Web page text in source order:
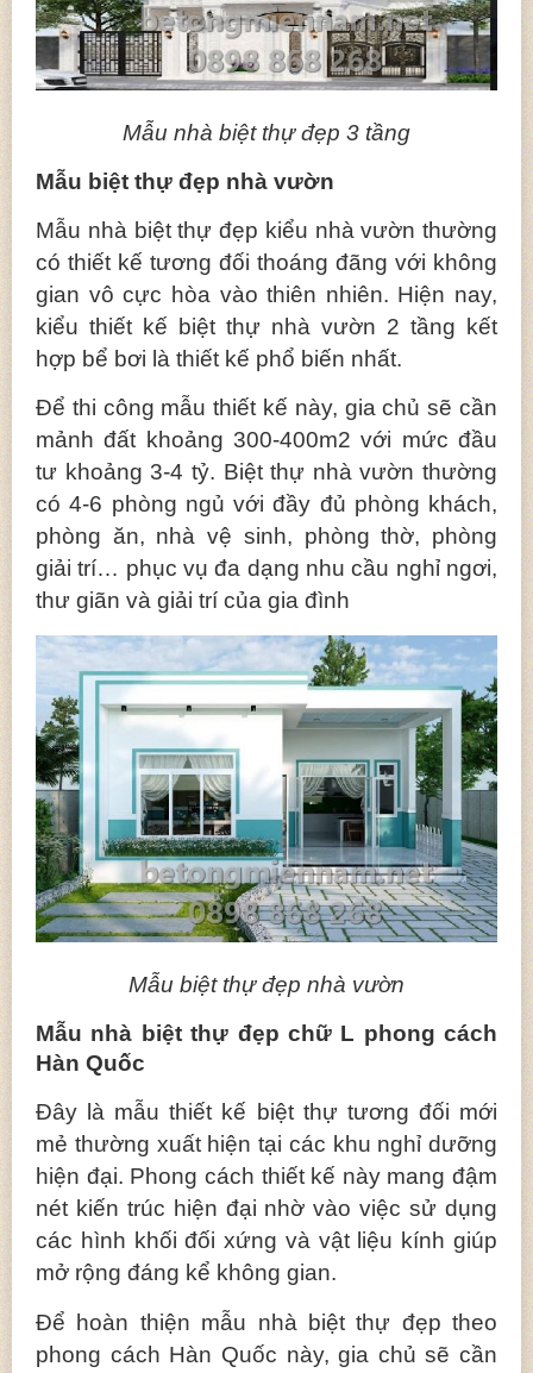
Mẫu nhà biệt thự đẹp 3 tầng
Mẫu biệt thự đẹp nhà vườn
Mẫu nhà biệt thự đẹp kiểu nhà vườn thường
có thiết kế tương đối thoáng đãng với không
gian vô cực hòa vào thiên nhiên. Hiện nay,
kiểu thiết kế biệt thự nhà vườn 2 tầng kết
hợp bể bơi là thiết kế phổ biến nhất.
Để thi công mẫu thiết kế này, gia chủ sẽ cần
mảnh đất khoảng 300-400m2 với mức đầu
tư khoảng 3-4 tỷ. Biệt thự nhà vườn thường
có 4-6 phòng ngủ với đầy đủ phòng khách,
phòng ăn, nhà vệ sinh, phòng thờ, phòng
giải trí… phục vụ đa dạng nhu cầu nghỉ ngơi,
thư giãn và giải trí của gia đình
Mẫu biệt thự đẹp nhà vườn
Mẫu nhà biệt thự đẹp chữ L phong cách
Hàn Quốc
Đây là mẫu thiết kế biệt thự tương đối mới
mẻ thường xuất hiện tại các khu nghỉ dưỡng
hiện đại. Phong cách thiết kế này mang đậm
nét kiến trúc hiện đại nhờ vào việc sử dụng
các hình khối đối xứng và vật liệu kính giúp
mở rộng đáng kể không gian.
Để hoàn thiện mẫu nhà biệt thự đẹp theo
phong cách Hàn Quốc này, gia chủ sẽ cần